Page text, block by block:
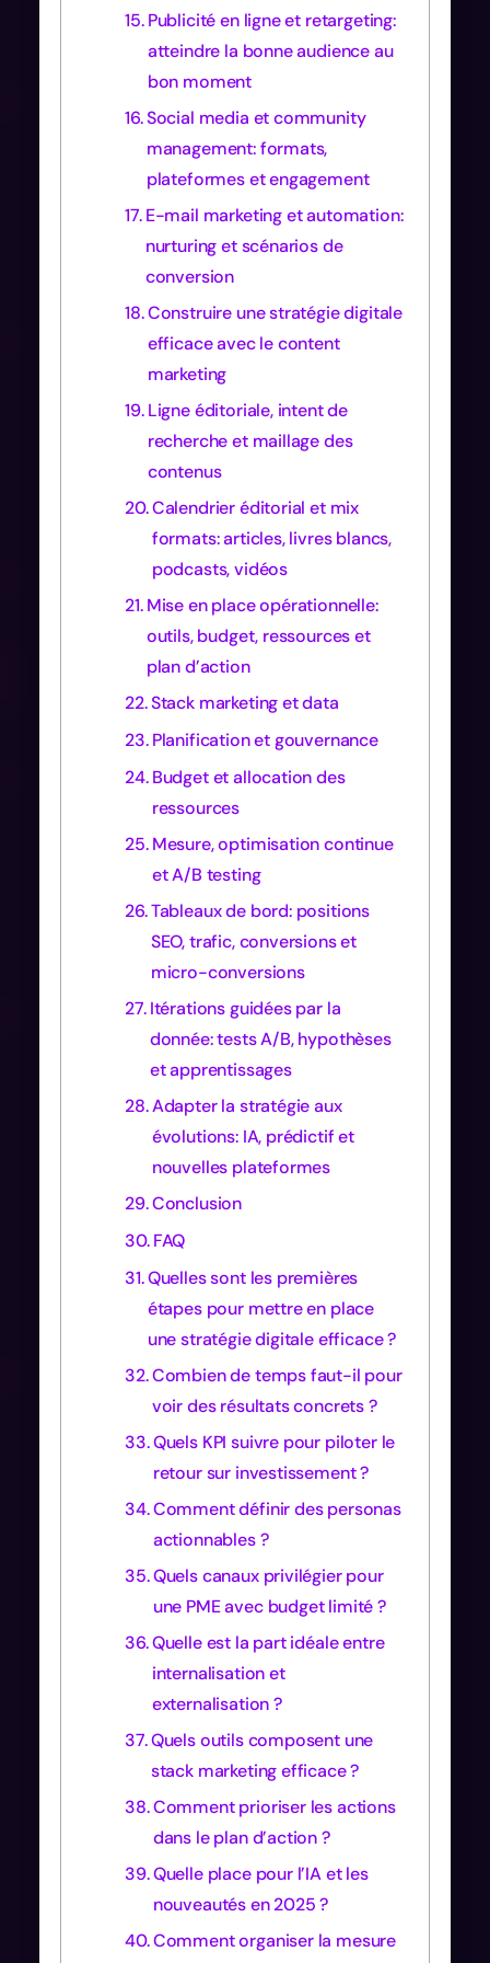
Publicité en ligne et retargeting:
atteindre la bonne audience au
bon moment
Social media et community
management: formats,
plateformes et engagement
E-mail marketing et automation:
nurturing et scénarios de
conversion
Construire une stratégie digitale
efficace avec le content
marketing
Ligne éditoriale, intent de
recherche et maillage des
contenus
Calendrier éditorial et mix
formats: articles, livres blancs,
podcasts, vidéos
Mise en place opérationnelle:
outils, budget, ressources et
plan d’action
Stack marketing et data
Planification et gouvernance
Budget et allocation des
ressources
Mesure, optimisation continue
et A/B testing
Tableaux de bord: positions
SEO, trafic, conversions et
micro-conversions
Itérations guidées par la
donnée: tests A/B, hypothèses
et apprentissages
Adapter la stratégie aux
évolutions: IA, prédictif et
nouvelles plateformes
Conclusion
FAQ
Quelles sont les premières
étapes pour mettre en place
une stratégie digitale efficace ?
Combien de temps faut-il pour
voir des résultats concrets ?
Quels KPI suivre pour piloter le
retour sur investissement ?
Comment définir des personas
actionnables ?
Quels canaux privilégier pour
une PME avec budget limité ?
Quelle est la part idéale entre
internalisation et
externalisation ?
Quels outils composent une
stack marketing efficace ?
Comment prioriser les actions
dans le plan d’action ?
Quelle place pour l’IA et les
nouveautés en 2025 ?
Comment organiser la mesure